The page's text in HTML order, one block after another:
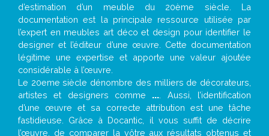
d’estimation d’un meuble du 20ème siècle. La
documentation est la principale ressource utilisée par
l’expert en meubles art déco et design pour identifier le
designer et l’éditeur d’une œuvre. Cette documentation
légitime une expertise et apporte une valeur ajoutée
considérable à l’œuvre.
Le 20eme siècle dénombre des milliers de décorateurs,
artistes et designers comme ... . Aussi, l’identification
d’une œuvre et sa correcte attribution est une tâche
fastidieuse. Grâce à Docantic, il vous suffit de décrire
l’œuvre, de comparer la vôtre aux résultats obtenus et